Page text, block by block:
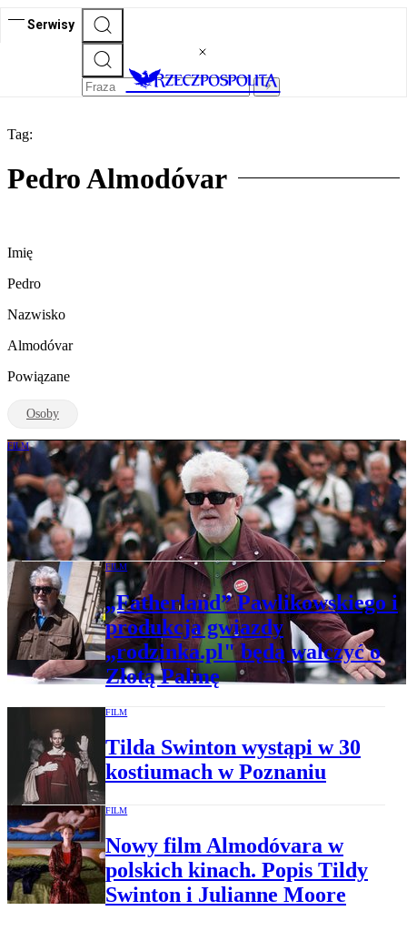
Serwisy
Tag:
Pedro Almodóvar
Imię
Pedro
Nazwisko
Almodóvar
Powiązane
Osoby
FILM
Cannes'26. Nowy film Almodovara nie
jest wielki. Zwiagincew pokazuje horror
Rosji
FILM
„Fatherland” Pawlikowskiego i
produkcja gwiazdy
„rodzinka.pl" będą walczyć o
Złotą Palmę
FILM
Tilda Swinton wystąpi w 30
kostiumach w Poznaniu
FILM
Nowy film Almodóvara w
polskich kinach. Popis Tildy
Swinton i Julianne Moore